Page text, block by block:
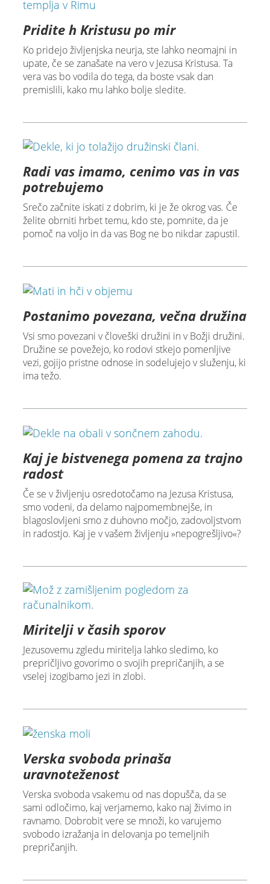
Pridite h Kristusu po mir
Ko pridejo življenjska neurja, ste lahko neomajni in
upate, če se zanašate na vero v Jezusa Kristusa. Ta
vera vas bo vodila do tega, da boste vsak dan
premislili, kako mu lahko bolje sledite.
Radi vas imamo, cenimo vas in vas
potrebujemo
Srečo začnite iskati z dobrim, ki je že okrog vas. Če
želite obrniti hrbet temu, kdo ste, pomnite, da je
pomoč na voljo in da vas Bog ne bo nikdar zapustil.
Postanimo povezana, večna družina
Vsi smo povezani v človeški družini in v Božji družini.
Družine se povežejo, ko rodovi stkejo pomenljive
vezi, gojijo pristne odnose in sodelujejo v služenju, ki
ima težo.
Kaj je bistvenega pomena za trajno
radost
Če se v življenju osredotočamo na Jezusa Kristusa,
smo vodeni, da delamo najpomembnejše, in
blagoslovljeni smo z duhovno močjo, zadovoljstvom
in radostjo. Kaj je v vašem življenju »nepogrešljivo«?
Miritelji v časih sporov
Jezusovemu zgledu miritelja lahko sledimo, ko
prepričljivo govorimo o svojih prepričanjih, a se
vselej izogibamo jezi in zlobi.
Verska svoboda prinaša
uravnoteženost
Verska svoboda vsakemu od nas dopušča, da se
sami odločimo, kaj verjamemo, kako naj živimo in
ravnamo. Dobrobit vere se množi, ko varujemo
svobodo izražanja in delovanja po temeljnih
prepričanjih.